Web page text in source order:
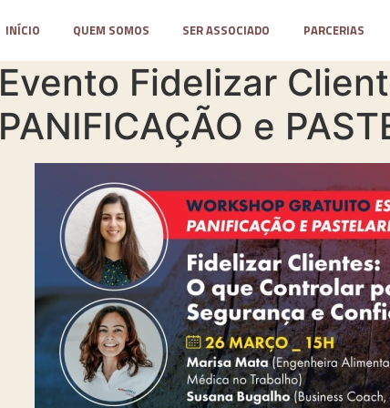
INÍCIO QUEM SOMOS SER ASSOCIADO PARCERIAS
Evento Fidelizar
PANIFICAÇÃO e